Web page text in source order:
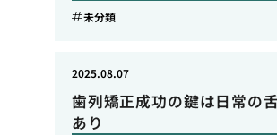
未分類
歯列矯正成功の鍵は日常の
あり
2025.08.07